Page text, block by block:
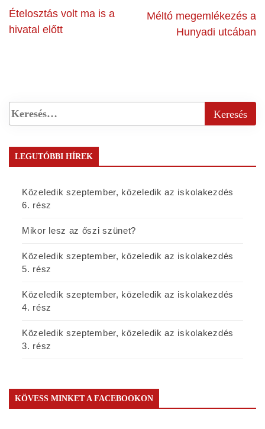
Ételosztás volt ma is a
hivatal előtt
Méltó megemlékezés a
Hunyadi utcában
LEGUTÓBBI HÍREK
Közeledik szeptember, közeledik az iskolakezdés
6. rész
Mikor lesz az őszi szünet?
Közeledik szeptember, közeledik az iskolakezdés
5. rész
Közeledik szeptember, közeledik az iskolakezdés
4. rész
Közeledik szeptember, közeledik az iskolakezdés
3. rész
KÖVESS MINKET A FACEBOOKON